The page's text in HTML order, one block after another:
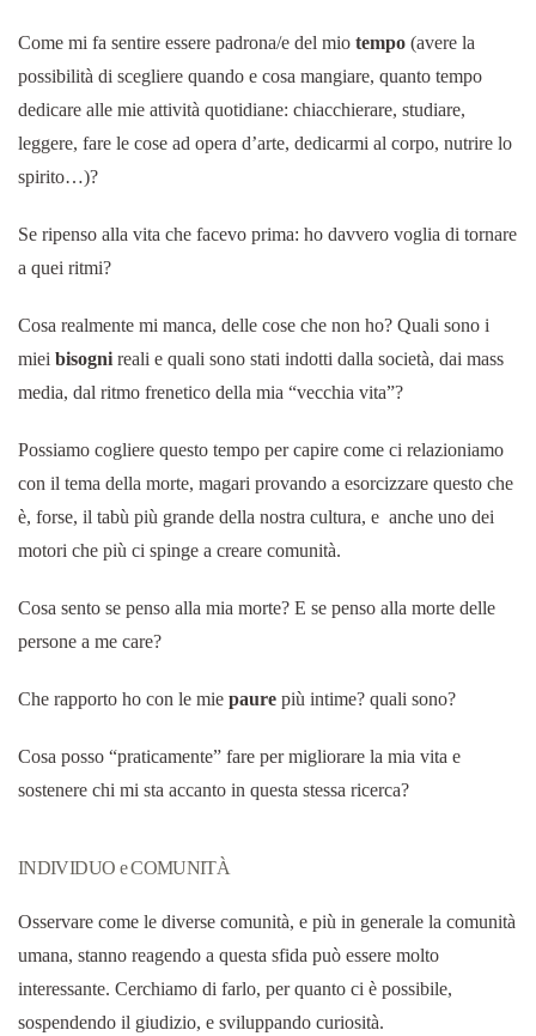
Come mi fa sentire essere padrona/e del mio tempo (avere la
possibilità di scegliere quando e cosa mangiare, quanto tempo
dedicare alle mie attività quotidiane: chiacchierare, studiare,
leggere, fare le cose ad opera d’arte, dedicarmi al corpo, nutrire lo
spirito…)?
Se ripenso alla vita che facevo prima: ho davvero voglia di tornare
a quei ritmi?
Cosa realmente mi manca, delle cose che non ho? Quali sono i
miei bisogni reali e quali sono stati indotti dalla società, dai mass
media, dal ritmo frenetico della mia “vecchia vita”?
Possiamo cogliere questo tempo per capire come ci relazioniamo
con il tema della morte, magari provando a esorcizzare questo che
è, forse, il tabù più grande della nostra cultura, e anche uno dei
motori che più ci spinge a creare comunità.
Cosa sento se penso alla mia morte? E se penso alla morte delle
persone a me care?
Che rapporto ho con le mie paure più intime? quali sono?
Cosa posso “praticamente” fare per migliorare la mia vita e
sostenere chi mi sta accanto in questa stessa ricerca?
INDIVIDUO e COMUNITÀ
Osservare come le diverse comunità, e più in generale la comunità
umana, stanno reagendo a questa sfida può essere molto
interessante. Cerchiamo di farlo, per quanto ci è possibile,
sospendendo il giudizio, e sviluppando curiosità.